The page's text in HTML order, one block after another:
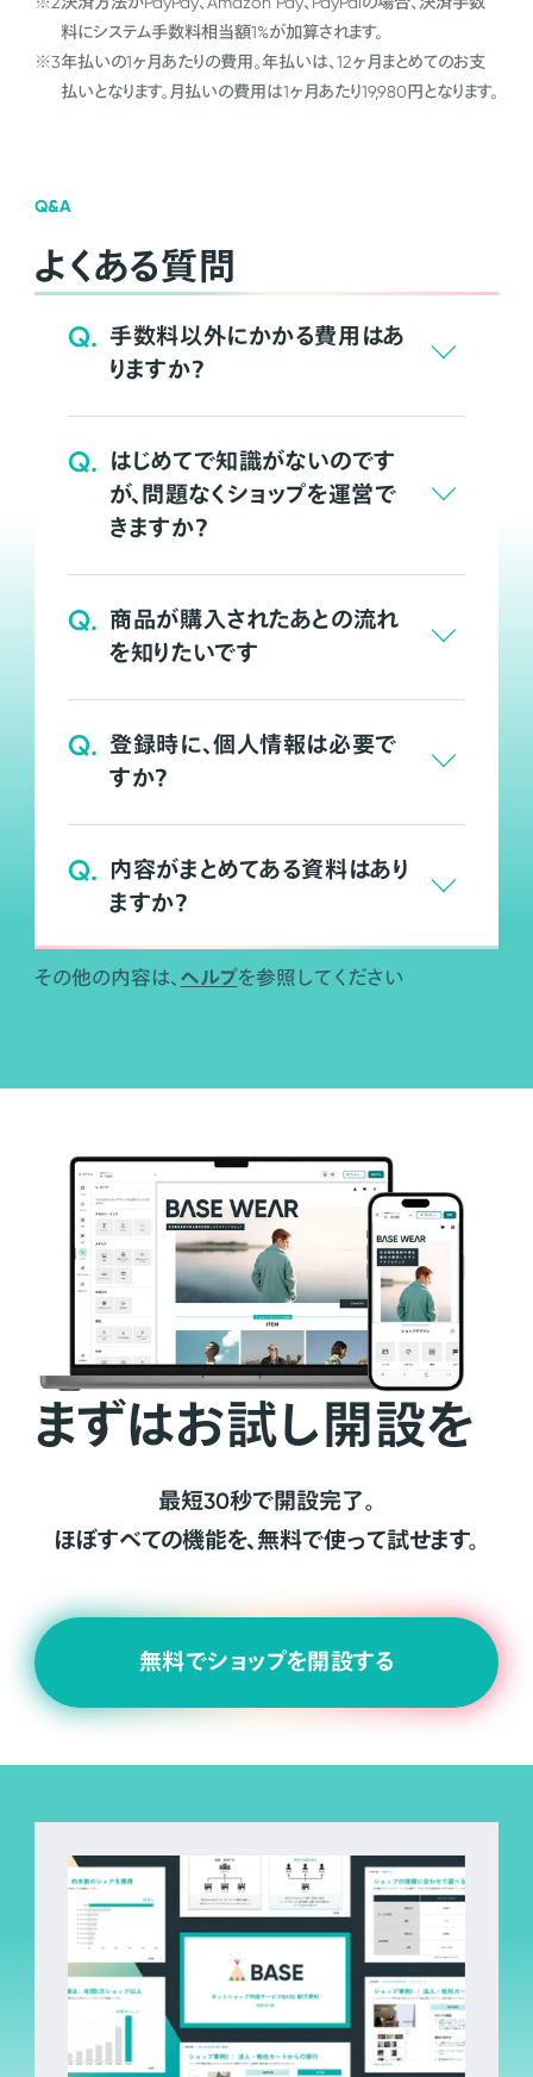
料にシステム手数料相当額1%が加算されます。
※3年払いの1ヶ月あたりの費用。年払いは、12ヶ月まとめてのお支
払いとなります。月払いの費用は1ヶ月あたり19,980円となります。
Q&A
よくある質問
Q. 手数料以外にかかる費用はあ
りますか？
Q. はじめてで知識がないのです
が、問題なくショップを運営で
きますか？
Q. 商品が購入されたあとの流れ
を知りたいです
Q. 登録時に、個人情報は必要で
すか？
Q. 内容がまとめてある資料はあり
ますか？
その他の内容は、 ヘルプを参照してください
まずはお試し開設を
最短30秒で開設完了。
ほぼすべての機能を、無料で使って試せます。
無料でショップを開設する